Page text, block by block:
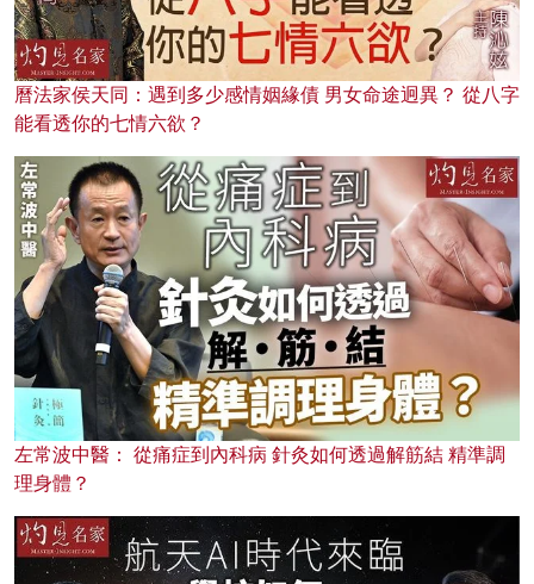
曆法家侯天同：遇到多少感情姻緣債 男女命途迥異？ 從八字
能看透你的七情六欲？
左常波中醫： 從痛症到內科病 針灸如何透過解筋結 精準調
理身體？